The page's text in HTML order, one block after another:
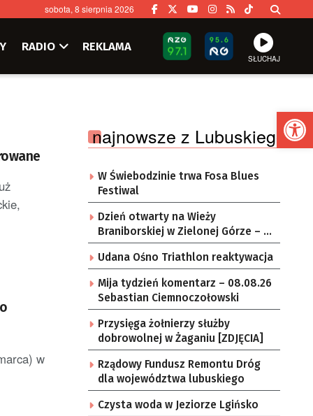
sobota, 8 sierpnia 2026
RADIO REKLAMA
SŁUCHAJ
w
najnowsze z Lubuskiego
W Świebodzinie trwa Fosa Blues
Festiwal
Dzień otwarty na Wieży
Braniborskiej w Zielonej Górze – po
raz ostatni w tym roku
Udana Ośno Triathlon reaktywacja
Mija tydzień komentarz – 08.08.26
Sebastian Ciemnoczołowski
Przysięga żołnierzy służby
dobrowolnej w Żaganiu [ZDJĘCIA]
Rządowy Fundusz Remontu Dróg
dla województwa lubuskiego
Czysta woda w Jeziorze Lgińsko